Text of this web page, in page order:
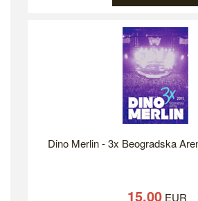
Dino Merlin - 3x Beogradska
15.00EUR